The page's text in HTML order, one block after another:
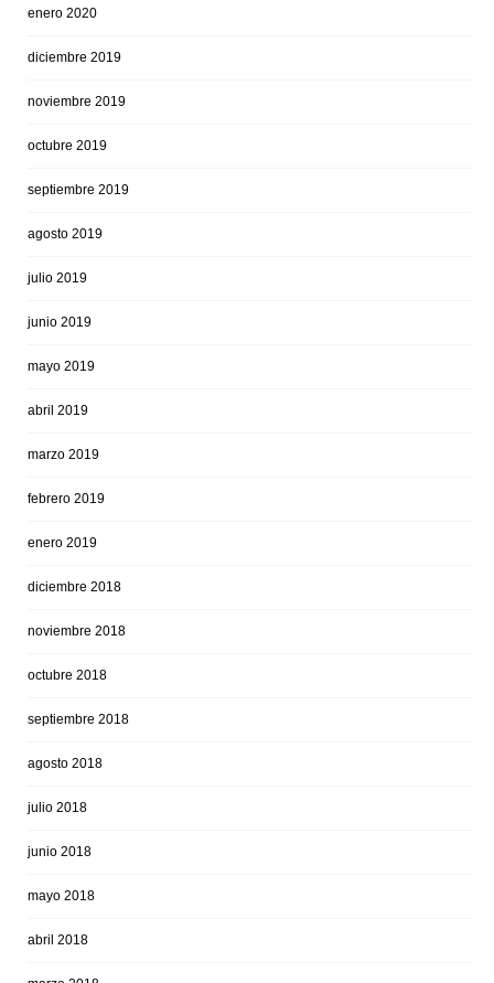
enero 2020
diciembre 2019
noviembre 2019
octubre 2019
septiembre 2019
agosto 2019
julio 2019
junio 2019
mayo 2019
abril 2019
marzo 2019
febrero 2019
enero 2019
diciembre 2018
noviembre 2018
octubre 2018
septiembre 2018
agosto 2018
julio 2018
junio 2018
mayo 2018
abril 2018